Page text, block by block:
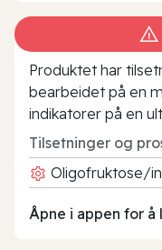
Produktet har
bearbeidet på en
indikatorer på en
Tilsetninger og
Oligofruktose/
Åpne i appen for å